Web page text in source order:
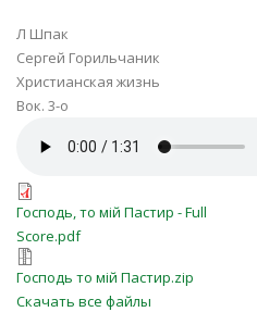
Л Шпак
Сергей Горильчаник
Христианская жизнь
Вок. 3-о
Господь, то мій
Господь, то мій
Score.pdf
Господь, то мій Пастир - Full
Score.pdf
Господь то мiй
Господь то мiй Пастир.zip
Скачать все файлы